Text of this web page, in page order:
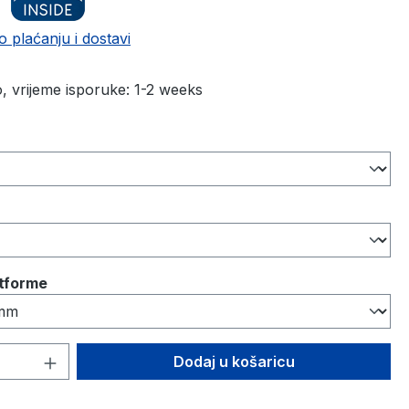
plaćanju i dostavi
vrijeme isporuke: 1-2 weeks
proizvoda: Unesite željenu količinu ili
Dodaj u košaricu